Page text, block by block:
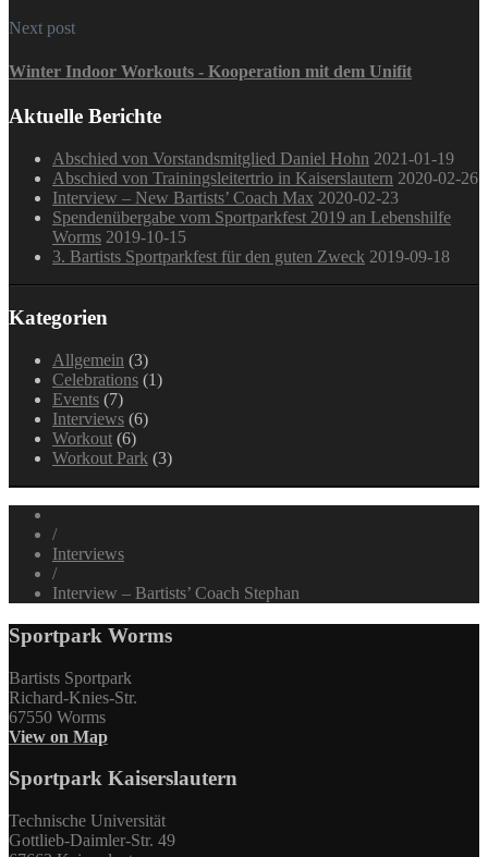
Next post
Winter Indoor Workouts - Kooperation mit dem Unifit
Aktuelle Berichte
Abschied von Vorstandsmitglied Daniel Hohn 2021-01-19
Abschied von Trainingsleitertrio in Kaiserslautern 2020-02-26
Interview – New Bartists’ Coach Max 2020-02-23
Spendenübergabe vom Sportparkfest 2019 an Lebenshilfe
Worms 2019-10-15
3. Bartists Sportparkfest für den guten Zweck 2019-09-18
Kategorien
Allgemein (3)
Celebrations (1)
Events (7)
Interviews (6)
Workout (6)
Workout Park (3)
/
Interviews
/
Interview – Bartists’ Coach Stephan
Sportpark Worms
Bartists Sportpark
Richard-Knies-Str.
67550 Worms
View on Map
Sportpark Kaiserslautern
Technische Universität
Gottlieb-Daimler-Str. 49